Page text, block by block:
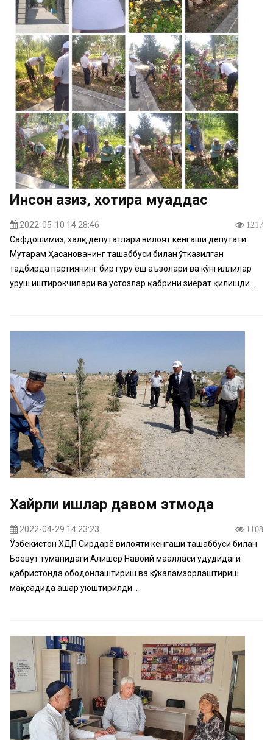
Инсон азиз, хотира муқаддас
2022-05-10 14:28:46 1217
Сафдошимиз, халқ депутатлари вилоят кенгаши депутати
Муҳтарам Ҳасанованинг ташаббуси билан ўтказилган
тадбирда партиянинг бир гуру ёш аъзолари ва кўнгиллилар
уруш иштирокчилари ва устозлар қабрини зиёрат қилишди...
Хайрли ишлар давом этмоқда
2022-04-29 14:23:23 1108
Ўзбекистон ХДП Сирдарё вилояти кенгаши ташаббуси билан
Боёвут туманидаги Алишер Навоий маҳалласи ҳудудидаги
қабристонда ободонлаштириш ва кўкаламзорлаштириш
мақсадида ҳашар уюштирилди...